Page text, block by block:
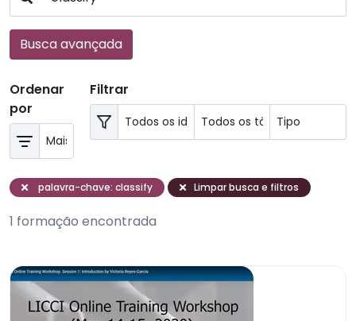
Busca avançada
Ordenar
por
Filtrar
palavra-chave: classify Limpar busca e filtros
1 formação encontrada